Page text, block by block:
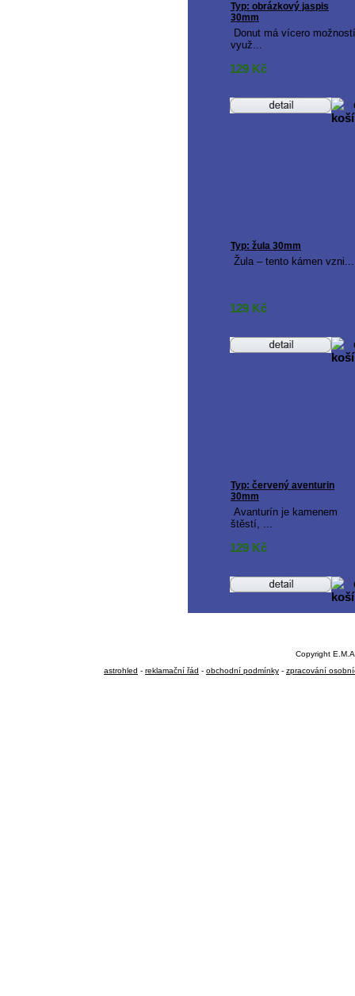
Typ: obrázkový jaspis
30mm
Donut má vícero možností
využ...
129 Kč
Typ: žula 30mm
Žula – tento kámen vzni...
129 Kč
Typ: červený aventurin
30mm
Avanturín je kamenem
štěstí, ...
129 Kč
Copyright
astrohled - reklamační řád - obchodní podmínky - zpracování